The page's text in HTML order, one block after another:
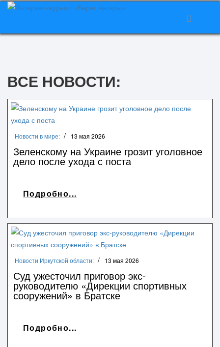
ВСЕ НОВОСТИ:
Новости в мире: 13 мая 2026
Зеленскому на Украине грозит уголовное
дело после ухода с поста
Подробно...
Новости Иркутской области: 13 мая 2026
Суд ужесточил приговор экс-
руководителю «Дирекции спортивных
сооружений» в Братске
Подробно...